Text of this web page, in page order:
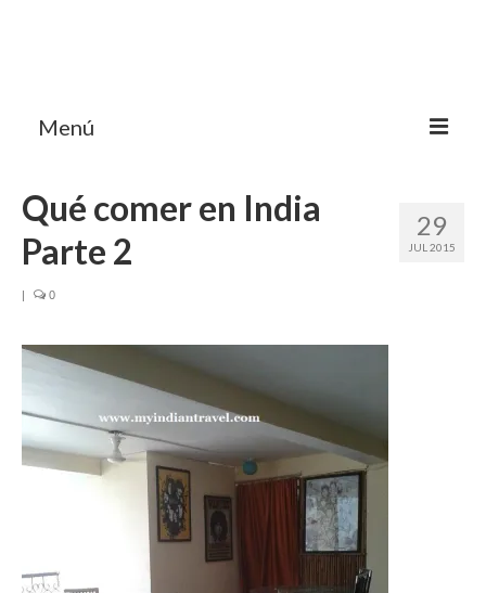
Menú
CHUCHES DE VIAJE
29
JUL 2015
Qué comer en India
Parte 2
| 0